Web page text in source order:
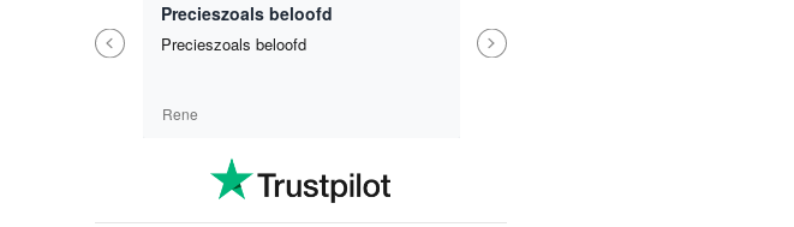
Previous
Precieszoals beloofd
Precieszoals beloofd
Rene
Next